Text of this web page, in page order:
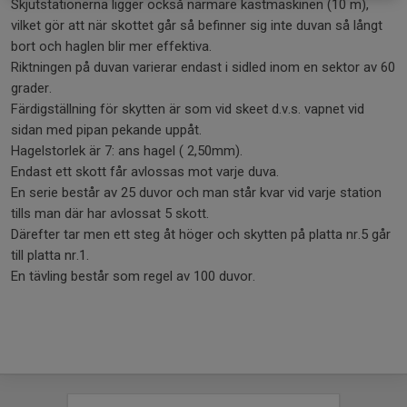
Skjutstationerna ligger också närmare kastmaskinen (10 m),
vilket gör att när skottet går så befinner sig inte duvan så långt
bort och haglen blir mer effektiva.
Riktningen på duvan varierar endast i sidled inom en sektor av 60
grader.
Färdigställning för skytten är som vid skeet d.v.s. vapnet vid
sidan med pipan pekande uppåt.
Hagelstorlek är 7: ans hagel ( 2,50mm).
Endast ett skott får avlossas mot varje duva.
En serie består av 25 duvor och man står kvar vid varje station
tills man där har avlossat 5 skott.
Därefter tar men ett steg åt höger och skytten på platta nr.5 går
till platta nr.1.
En tävling består som regel av 100 duvor.